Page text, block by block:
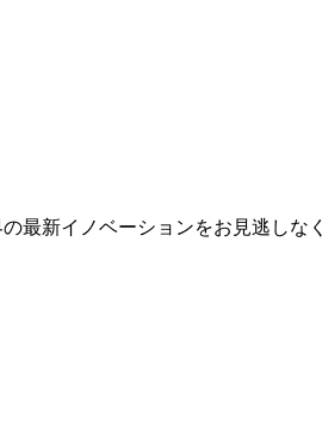
最新イノベーションをお見逃しなく